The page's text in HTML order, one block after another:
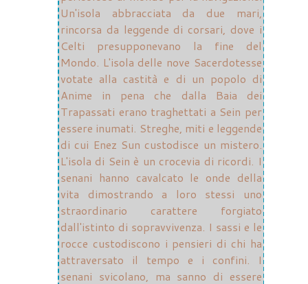
Un'isola abbracciata da due mari,
rincorsa da leggende di corsari, dove i
Celti presupponevano la fine del
Mondo. L'isola delle nove Sacerdotesse
votate alla castità e di un popolo di
Anime in pena che dalla Baia dei
Trapassati erano traghettati a Sein per
essere inumati. Streghe, miti e leggende
di cui Enez Sun custodisce un mistero.
L'isola di Sein è un crocevia di ricordi. I
senani hanno cavalcato le onde della
vita dimostrando a loro stessi uno
straordinario carattere forgiato
dall'istinto di sopravvivenza. I sassi e le
rocce custodiscono i pensieri di chi ha
attraversato il tempo e i confini. I
senani svicolano, ma sanno di essere